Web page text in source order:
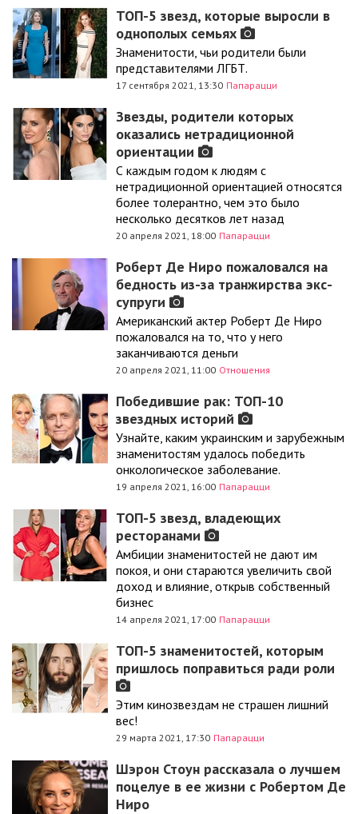
ТОП-5 звезд, которые выросли в
однополых семьях
Знаменитости, чьи родители были
представителями ЛГБТ.
17 сентября 2021, 13:30 Папарацци
Звезды, родители которых
оказались нетрадиционной
ориентации
С каждым годом к людям с
нетрадиционной ориентацией относятся
более толерантно, чем это было
несколько десятков лет назад
20 апреля 2021, 18:00 Папарацци
Роберт Де Ниро пожаловался на
бедность из-за транжирства экс-
супруги
Американский актер Роберт Де Ниро
пожаловался на то, что у него
заканчиваются деньги
20 апреля 2021, 11:00 Отношения
Победившие рак: ТОП-10
звездных историй
Узнайте, каким украинским и зарубежным
знаменитостям удалось победить
онкологическое заболевание.
19 апреля 2021, 16:00 Папарацци
ТОП-5 звезд, владеющих
ресторанами
Амбиции знаменитостей не дают им
покоя, и они стараются увеличить свой
доход и влияние, открыв собственный
бизнес
14 апреля 2021, 17:00 Папарацци
ТОП-5 знаменитостей, которым
пришлось поправиться ради роли
Этим кинозвездам не страшен лишний
вес!
29 марта 2021, 17:30 Папарацци
Шэрон Стоун рассказала о лучшем
поцелуе в ее жизни с Робертом Де
Ниро